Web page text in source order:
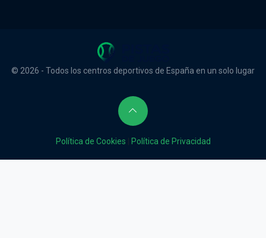
© 2026 - Todos los centros deportivos de España en un solo lugar
Política de Cookies Política de Privacidad